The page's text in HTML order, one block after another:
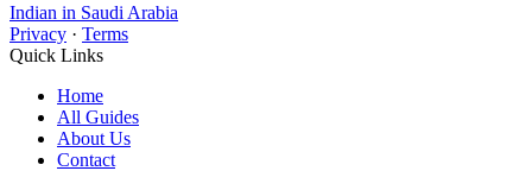
Indian in Saudi Arabia
Privacy · Terms
Quick Links
Home
All Guides
About Us
Contact